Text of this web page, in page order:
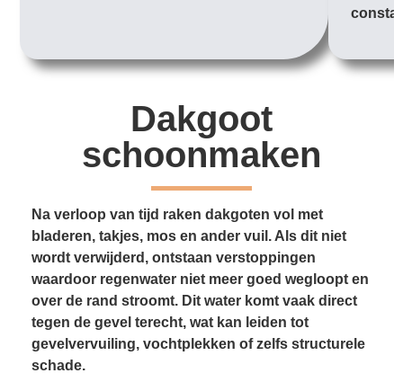
Dakgoot
schoonmaken
Na verloop van tijd raken dakgoten vol met
bladeren, takjes, mos en ander vuil. Als dit niet
wordt verwijderd, ontstaan verstoppingen
waardoor regenwater niet meer goed wegloopt en
over de rand stroomt. Dit water komt vaak direct
tegen de gevel terecht, wat kan leiden tot
gevelvervuiling, vochtplekken of zelfs structurele
schade.